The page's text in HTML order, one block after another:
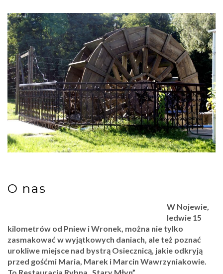
O nas
W Nojewie,
ledwie 15
kilometrów od Pniew i Wronek, można nie tylko
zasmakować w wyjątkowych daniach, ale też poznać
urokliwe miejsce nad bystrą Osiecznicą, jakie odkryją
przed gośćmi Maria, Marek i Marcin Wawrzyniakowie.